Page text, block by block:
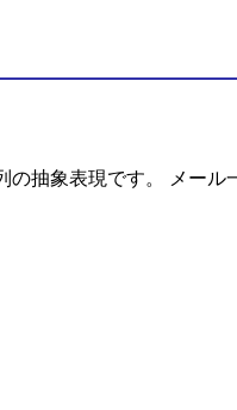
の抽象表現です。 メー